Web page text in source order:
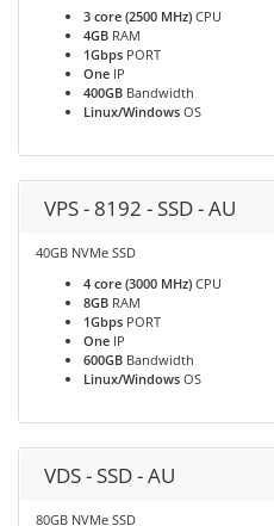
3 core (2500 MHz) CPU
4GB RAM
1Gbps PORT
One IP
400GB Bandwidth
Linux/Windows OS
VPS - 8192 - SSD - AU
40GB NVMe SSD
4 core (3000 MHz) CPU
8GB RAM
1Gbps PORT
One IP
600GB Bandwidth
Linux/Windows OS
VDS - SSD - AU
80GB NVMe SSD